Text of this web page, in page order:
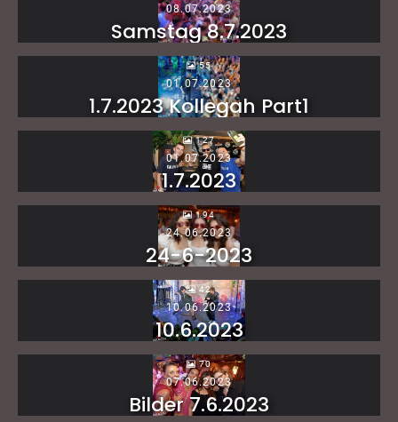
08.07.2023
Samstag 8.7.2023
55
01.07.2023
1.7.2023 Kollegah Part1
127
01.07.2023
1.7.2023
194
24.06.2023
24-6-2023
42
10.06.2023
10.6.2023
70
07.06.2023
Bilder 7.6.2023